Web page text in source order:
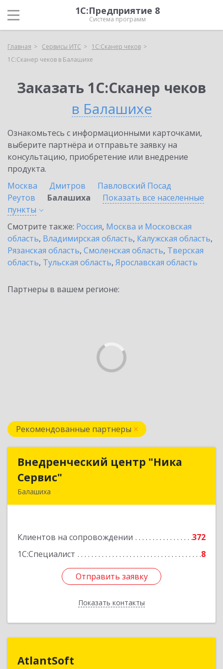
1С:Предприятие 8
Система программ
Главная Сервисы ИТС
1С:Сканер чеков
1С:Сканер чеков в Балашихе
Заказать 1С:Сканер чеков
в Балашихе
Ознакомьтесь с информационными карточками,
выберите партнёра и отправьте заявку на
консультацию, приобретение или внедрение
продукта.
Москва
Дмитров
Павловский Посад
Реутов
Балашиха
Показать все населенные
пункты
Смотрите также: Россия, Москва и Московская
область, Владимирская область, Калужская область,
Рязанская область, Смоленская область, Тверская
область, Тульская область, Ярославская область
Партнеры в вашем регионе:
Рекомендованные партнеры
Внедренческий центр "Ника
Сервис"
Балашиха
Клиентов на сопровождении
372
1С:Специалист
8
Отправить заявку
Показать контакты
Внедренческий центр "Ника
Подробнее
Отправить заявку
Назад
AtlantSoft